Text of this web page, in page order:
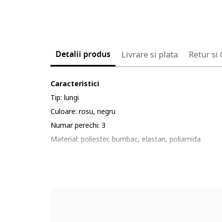
Detalii produs Livrare si plata Retur si
Caracteristici
Tip: lungi
Culoare: rosu, negru
Numar perechi: 3
Material: poliester, bumbac, elastan, poliamida